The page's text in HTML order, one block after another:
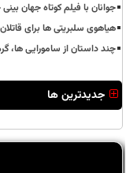
جوانان با فیلم کوتاه جهان
هیاهوی سلبریتی ها برای
چند داستان از سامورایی
جدیدترین ها